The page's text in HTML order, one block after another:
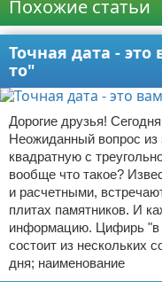
Похожие статьи
Точная дата -
то"
Дорогие друзья!
Неожиданный вопрос из
квадратную с
вообще что такое?
и расчетными,
плитах памятников. И
информацию. Цифирь "в
состоит из нескольких
дня; наименование